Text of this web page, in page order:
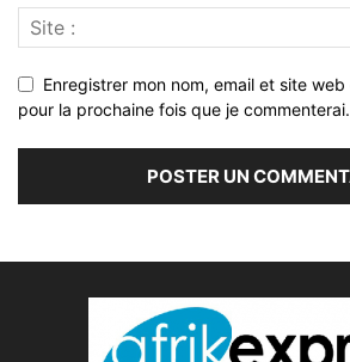
Enregistrer mon nom, email et site
pour la prochaine fois que je commenterai.